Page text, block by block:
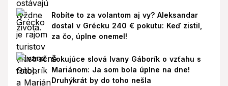
Robíte to za volantom aj vy? Aleksandar
dostal v Grécku 240 € pokutu: Keď zistil,
za čo, úplne onemel!
Šokujúce slová Ivany Gáborík o vzťahu s
Mariánom: Ja som bola úplne na dne!
Druhýkrát by do toho nešla